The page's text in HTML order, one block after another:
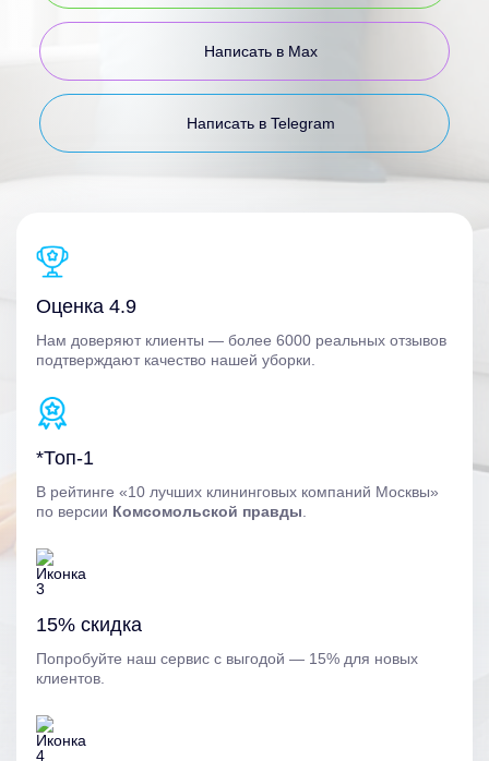
Написать в Max
Написать в Telegram
Оценка 4.9
Нам доверяют клиенты — более 6000 реальных отзывов
подтверждают качество нашей уборки.
*Топ-1
В рейтинге «10 лучших клининговых компаний Москвы»
по версии Комсомольской правды
15% скидка
Попробуйте наш сервис с выгодой — 15% для новых
клиентов.